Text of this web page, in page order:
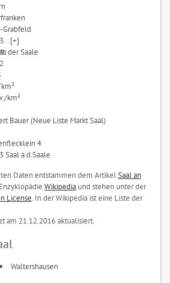
Grabfeld
der Saale
km²
Bauer (Neue Liste Markt Saal)
4
Saal a.d.Saale
Daten entstammen dem ArtikelSaal an
Wikipedia und stehen unter der
License. In der Wikipedia ist eine Liste der
am 21.12.2016 aktualisiert.
Waltershausen